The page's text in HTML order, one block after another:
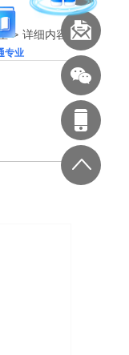
> 详细内容
专业